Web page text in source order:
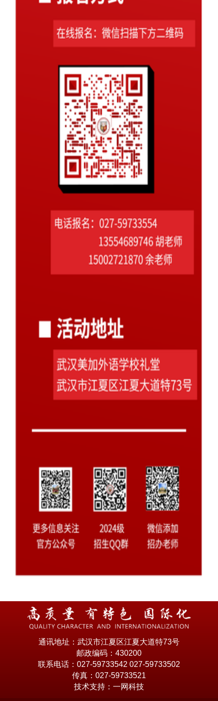
通讯地址：武汉市江夏区江夏大道特73号
邮政编码：430200
联系电话：027-59733542 027-59733502
传真：027-59733521
技术支持：一网科技